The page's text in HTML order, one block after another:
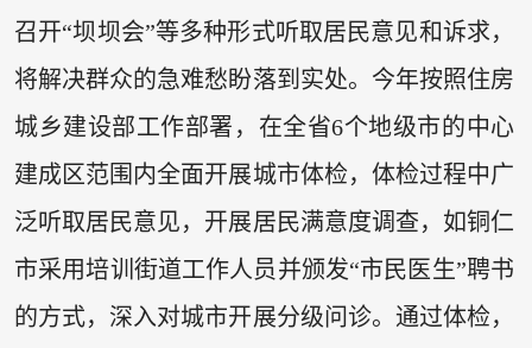
召开“坝坝会”等多种形式听取居民意见和诉求，
将解决群众的急难愁盼落到实处。今年按照住房
城乡建设部工作部署，在全省6个地级市的中心
建成区范围内全面开展城市体检，体检过程中广
泛听取居民意见，开展居民满意度调查，如铜仁
市采用培训街道工作人员并颁发“市民医生”聘书
的方式，深入对城市开展分级问诊。通过体检，